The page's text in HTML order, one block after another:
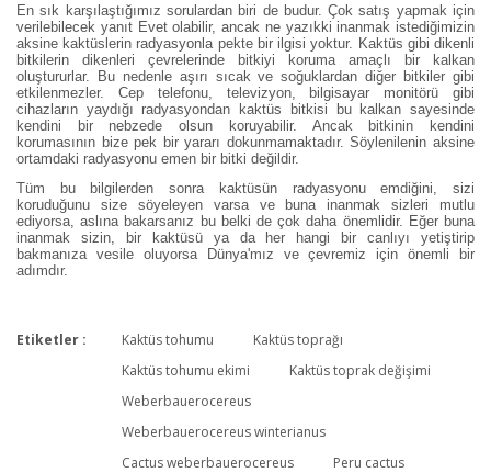
En sık karşılaştığımız sorulardan biri de budur. Çok satış yapmak için
verilebilecek yanıt Evet olabilir, ancak ne yazıkki inanmak istediğimizin
aksine kaktüslerin radyasyonla pekte bir ilgisi yoktur. Kaktüs gibi dikenli
bitkilerin dikenleri çevrelerinde bitkiyi koruma amaçlı bir kalkan
oluştururlar. Bu nedenle aşırı sıcak ve soğuklardan diğer bitkiler gibi
etkilenmezler. Cep telefonu, televizyon, bilgisayar monitörü gibi
cihazların yaydığı radyasyondan kaktüs bitkisi bu kalkan sayesinde
kendini bir nebzede olsun koruyabilir. Ancak bitkinin kendini
korumasının bize pek bir yararı dokunmamaktadır. Söylenilenin aksine
ortamdaki radyasyonu emen bir bitki değildir.
Tüm bu bilgilerden sonra kaktüsün radyasyonu emdiğini, sizi
koruduğunu size söyeleyen varsa ve buna inanmak sizleri mutlu
ediyorsa, aslına bakarsanız bu belki de çok daha önemlidir. Eğer buna
inanmak sizin, bir kaktüsü ya da her hangi bir canlıyı yetiştirip
bakmanıza vesile oluyorsa Dünya'mız ve çevremiz için önemli bir
adımdır.
Bu ürüne ilk yorumu siz yapın!
Yorum Yaz
Etiketler : Kaktüs tohumu
Kaktüs toprağı
Kaktüs tohumu ekimi
Kaktüs toprak değişimi
Weberbauerocereus
Weberbauerocereus winterianus
Cactus weberbauerocereus
Peru cactus